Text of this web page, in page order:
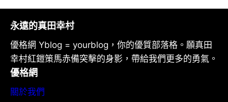
永遠的真田幸村
優格網 Yblog = yourblog，你的優質部落格。願真田
幸村紅鎧策馬赤備突擊的身影，帶給我們更多的勇氣。
優格網
關於我們